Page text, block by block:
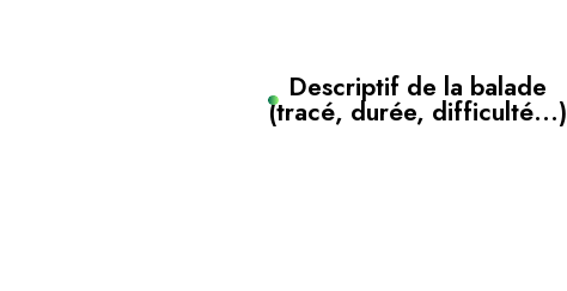
Descriptif de la balade
(tracé, durée, difficulté...)